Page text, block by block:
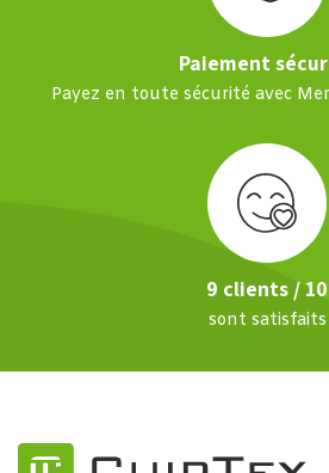
Paiement
Payez en toute sécurité avec
9 clients / 10
sont satisfaits